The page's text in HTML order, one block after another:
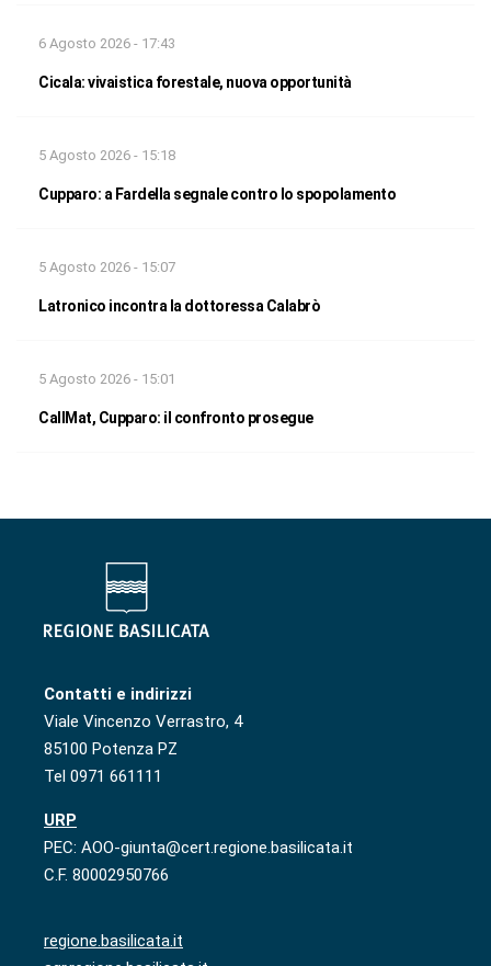
6 Agosto 2026 - 17:43
Cicala: vivaistica forestale, nuova opportunità
5 Agosto 2026 - 15:18
Cupparo: a Fardella segnale contro lo spopolamento
5 Agosto 2026 - 15:07
Latronico incontra la dottoressa Calabrò
5 Agosto 2026 - 15:01
CallMat, Cupparo: il confronto prosegue
Contatti e indirizzi
Viale Vincenzo Verrastro, 4
85100 Potenza PZ
Tel 0971 661111
URP
PEC: AOO-giunta@cert.regione.basilicata.it
C.F. 80002950766
regione.basilicata.it